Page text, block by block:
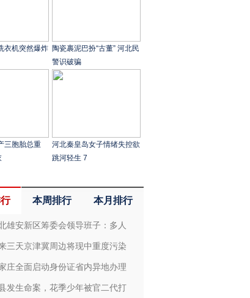
衣机突然爆炸 陶瓷裹泥巴扮“古董” 河北民
警识破骗
三胞胎总重
河北秦皇岛女子情绪失控欲
跳河轻生 7
本周排行 本月排行
雄安新区筹委会领导班子：多人
三天京津冀周边将现中重度污染
庄全面启动身份证省内异地办理
发生命案，花季少年被官二代打